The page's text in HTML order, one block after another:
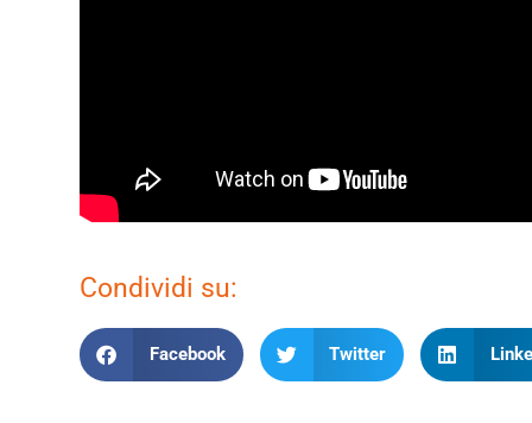
Condividi su:
Facebook Twitter